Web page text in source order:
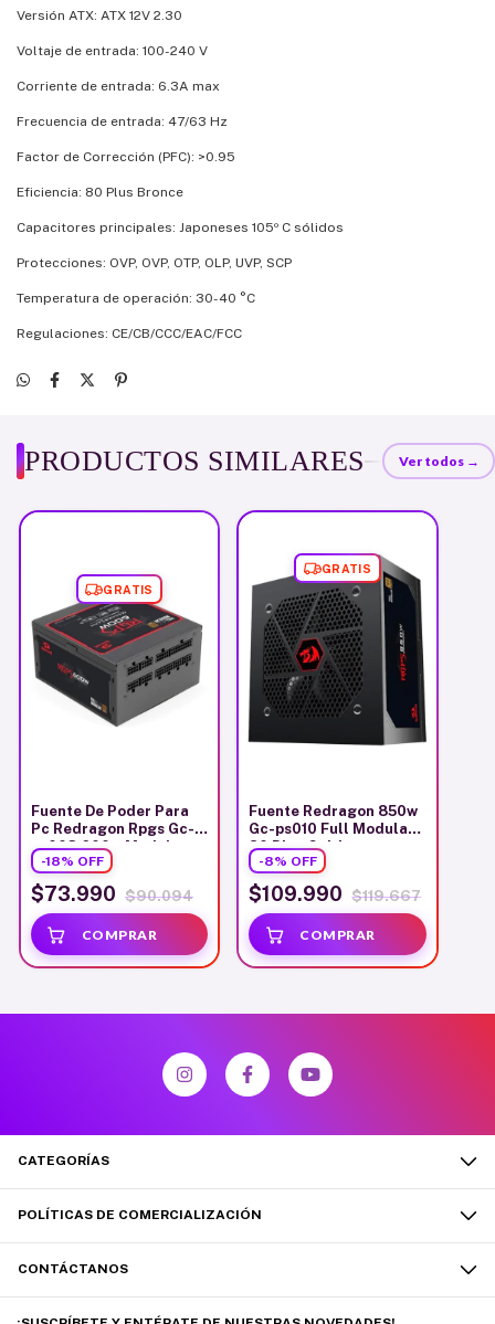
Versión ATX: ATX 12V 2.30
Voltaje de entrada: 100-240 V
Corriente de entrada: 6.3A max
Frecuencia de entrada: 47/63 Hz
Factor de Corrección (PFC): >0.95
Eficiencia: 80 Plus Bronce
Capacitores principales: Japoneses 105º C sólidos
Protecciones: OVP, OVP, OTP, OLP, UVP, SCP
Temperatura de operación: 30-40 °C
Regulaciones: CE/CB/CCC/EAC/FCC
PRODUCTOS SIMILARES Ver todos →
GRATIS
Fuente De Poder Para
Pc Redragon Rpgs Gc-
ps003 600w Modular
-18% OFF
$73.990 $90.094
GRATIS
Fuente Redragon 850w
Gc-ps010 Full Modular
80 Plus Gold
-8% OFF
$109.990 $119.667
CATEGORÍAS
POLÍTICAS DE COMERCIALIZACIÓN
CONTÁCTANOS